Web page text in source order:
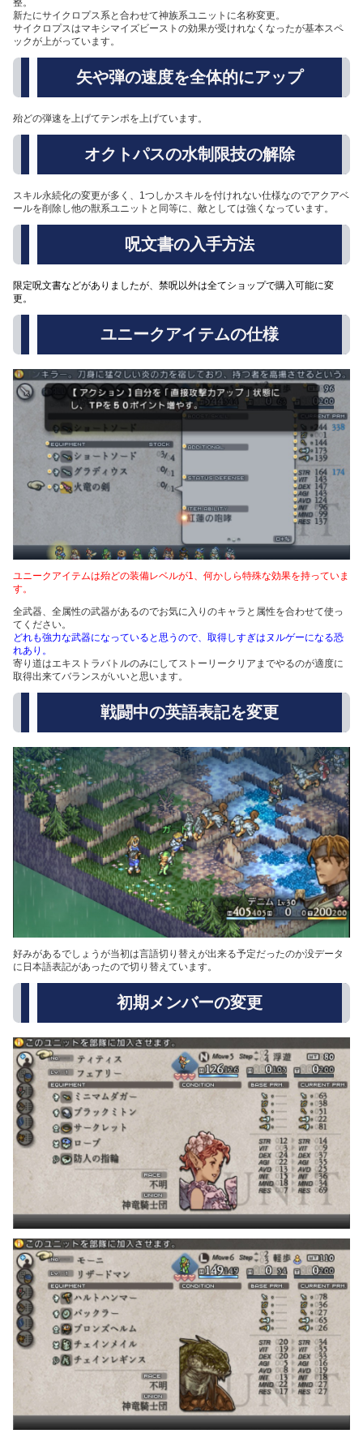
新たにサイクロプス系と合わせて神族系ユニットに名称変更。
サイクロプスはマキシマイズビーストの効果が受けれなくなったが基本スペ
ックが上がっています。
矢や弾の速度を全体的にアップ
殆どの弾速を上げてテンポを上げています。
オクトパスの水制限技の解除
スキル永続化の変更が多く、1つしかスキルを付けれない仕様なのでアクアベ
ールを削除し他の獣系ユニットと同等に、敵としては強くなっています。
呪文書の入手方法
限定呪文書などがありましたが、禁呪以外は全てショップで購入可能に変
更。
ユニークアイテムの仕様
ユニークアイテムは殆どの装備レベルが1、何かしら特殊な効果を持っていま
す。
全武器、全属性の武器があるのでお気に入りのキャラと属性を合わせて使っ
てください。
どれも強力な武器になっていると思うので、取得しすぎはヌルゲーになる恐
れあり。
寄り道はエキストラバトルのみにしてストーリークリアまでやるのが適度に
取得出来てバランスがいいと思います。
戦闘中の英語表記を変更
好みがあるでしょうが当初は言語切り替えが出来る予定だったのか没データ
に日本語表記があったので切り替えています。
初期メンバーの変更